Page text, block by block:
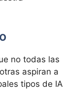
no todas las
aspiran a
tipos de IA